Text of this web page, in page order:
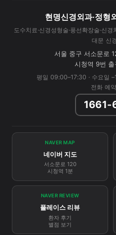
현명신경외과·정형
도수치료·신경성형술·풍선확장술·신경
대문 신
서울 중구 서소문로
시청역 9번 출
평일 09:00–17:30 · 수요일
전화 예
1661-
NAVER MAP
네이버 지도
서소문로 120
시청역 1분
NAVER REVIEW
플레이스 리뷰
환자 후기
별점 보기